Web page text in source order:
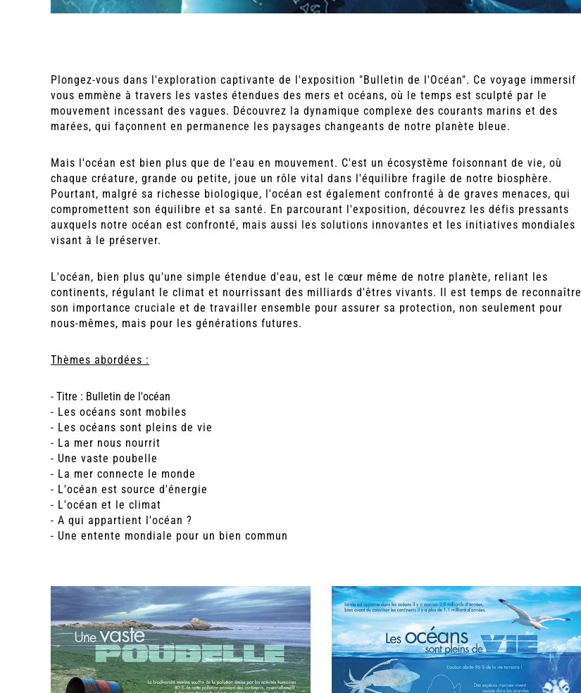
Plongez-vous dans l'exploration captivante de l'exposition "Bulletin de l'Océan". Ce voyage immersif
vous emmène à travers les vastes étendues des mers et océans, où le temps est sculpté par le
mouvement incessant des vagues. Découvrez la dynamique complexe des courants marins et des
marées, qui façonnent en permanence les paysages changeants de notre planète bleue.
Mais l'océan est bien plus que de l'eau en mouvement. C'est un écosystème foisonnant de vie, où
chaque créature, grande ou petite, joue un rôle vital dans l'équilibre fragile de notre biosphère.
Pourtant, malgré sa richesse biologique, l'océan est également confronté à de graves menaces, qui
compromettent son équilibre et sa santé. En parcourant l'exposition, découvrez les défis pressants
auxquels notre océan est confronté, mais aussi les solutions innovantes et les initiatives mondiales
visant à le préserver.
L'océan, bien plus qu'une simple étendue d'eau, est le cœur même de notre planète, reliant les
continents, régulant le climat et nourrissant des milliards d'êtres vivants. Il est temps de reconnaître
son importance cruciale et de travailler ensemble pour assurer sa protection, non seulement pour
nous-mêmes, mais pour les générations futures.
Thèmes abordées :
- Titre : Bulletin de l'océan
- Les océans sont mobiles
- Les océans sont pleins de vie
- La mer nous nourrit
- Une vaste poubelle
- La mer connecte le monde
- L'océan est source d'énergie
- L'océan et le climat
- A qui appartient l'océan ?
- Une entente mondiale pour un bien commun